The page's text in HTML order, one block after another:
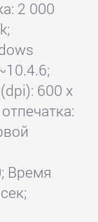
2 000
600 x
Время